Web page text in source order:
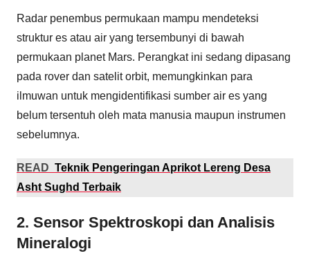
Radar penembus permukaan mampu mendeteksi
struktur es atau air yang tersembunyi di bawah
permukaan planet Mars. Perangkat ini sedang dipasang
pada rover dan satelit orbit, memungkinkan para
ilmuwan untuk mengidentifikasi sumber air es yang
belum tersentuh oleh mata manusia maupun instrumen
sebelumnya.
READ Teknik Pengeringan Aprikot Lereng Desa
Asht Sughd Terbaik
2. Sensor Spektroskopi dan Analisis
Mineralogi